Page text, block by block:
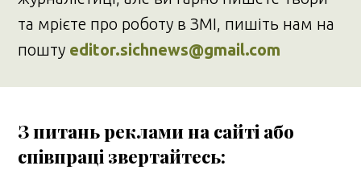
та мрієте про роботу в ЗМІ, пишіть нам на
пошту editor.sichnews@gmail.com
З питань реклами на сайті або
співпраці звертайтесь: